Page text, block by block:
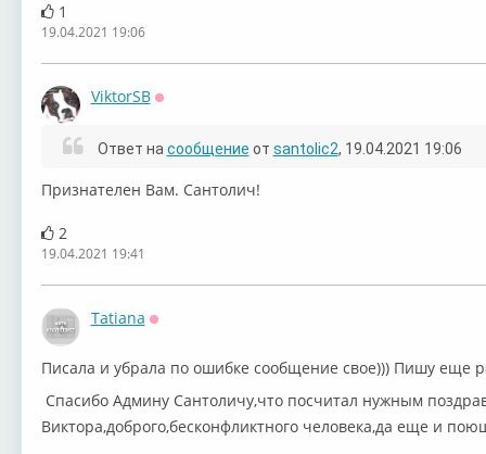
1
19.04.2021 19:06
ViktorSB
Ответ на сообщение от santolic2, 19.04.2021 19:06
Признателен Вам. Сантолич!
2
19.04.2021 19:41
Tatiana
Писала и убрала по ошибке сообщение свое))) Пишу еще
Спасибо Админу Сантоличу,что посчитал нужным
Виктора,доброго,бесконфликтного человека,да еще и